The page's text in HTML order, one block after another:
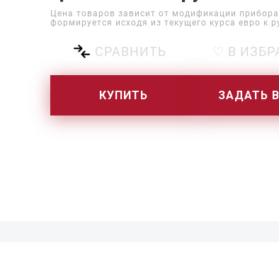
Цена товаров зависит от модификации
формируется исходя из текущего курса евро к
СРАВНИТЬ ♡ В
КУПИТЬ ЗАДАТЬ